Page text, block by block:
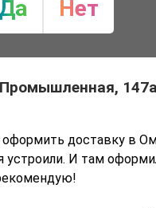
Да Нет
оформить доставку в
устроили. И там